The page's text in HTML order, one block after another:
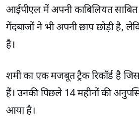
आईपीएल में अपनी काबिलियत
गेंदबाजों ने भी अपनी छाप छोड़ी है,
है।
शमी का एक मजबूत ट्रैक रिकॉर्ड है
हैं। उनकी पिछले 14 महीनों की
आया है।